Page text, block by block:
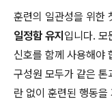
훈련의 일관성을 위한
일정함 유지 입니다. 모
신호를 함께 사용해야
구성원 모두가 같은 톤
란 없이 훈련된 행동을